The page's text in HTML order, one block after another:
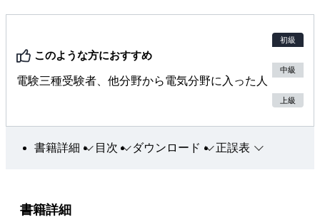
このような方におすすめ
電験三種受験者、他分野から電気分野に入った人
初級
中級
上級
書籍詳細 目次 ダウンロード 正誤表
書籍詳細